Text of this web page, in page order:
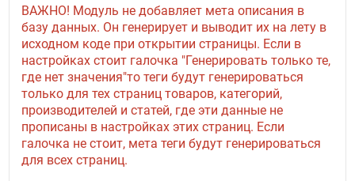
ВАЖНО! Модуль не добавляет мета описания в
базу данных. Он генерирует и выводит их на лету в
исходном коде при открытии страницы. Если в
настройках стоит галочка "Генерировать только те,
где нет значения"то теги будут генерироваться
только для тех страниц товаров, категорий,
производителей и статей, где эти данные не
прописаны в настройках этих страниц. Если
галочка не стоит, мета теги будут генерироваться
для всех страниц.